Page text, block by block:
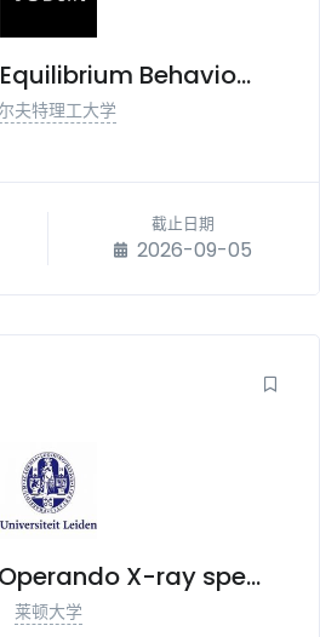
Behavio...
夫特理工大学
截止日期
2026-09-05
X-ray spe...
莱顿大学